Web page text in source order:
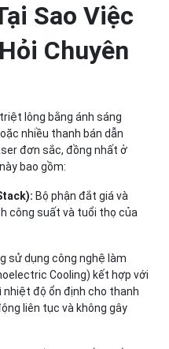
Sao Việc
Chuyên
lông bằng ánh sáng
nhiều thanh bán dẫn
đơn sắc, đồng nhất ở
bao gồm:
Bộ phận đắt giá và
công suất và tuổi thọ của
sử dụng công nghệ làm
Cooling) kết hợp với
độ ổn định cho thanh
liên tục và không gây